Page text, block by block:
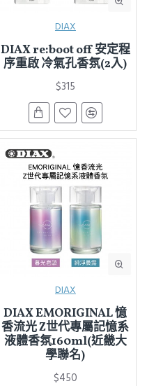
DIAX
DIAX re:boot off 安定程
序重啟 冷氣孔香氛(2入)
$315
DIAX
DIAX EMORIGINAL 憶
香流光 Z世代專屬記憶系
液體香氛160ml(近畿大
學聯名)
$450